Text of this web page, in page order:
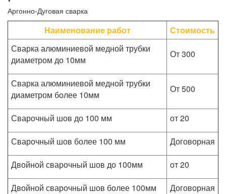
Аргонно-Дуговая сварка
Наименование работ
Стоимость
Сварка алюминиевой медной трубки
диаметром до 10мм
От 300
Сварка алюминиевой медной трубки
диаметром более 10мм
От 500
Сварочный шов до 100 мм
от 20
Сварочный шов более 100 мм
Договорная
Двойной сварочный шов до 100мм
от 20
Двойной сварочный шов более 100мм
Договорная